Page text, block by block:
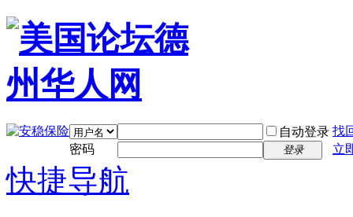
自动登录 找
密码
登录 立
快捷导航